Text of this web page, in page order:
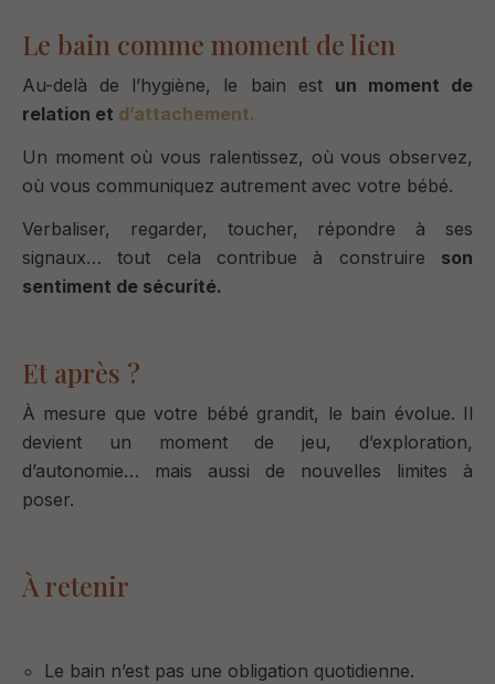
Le bain comme moment de lien
Au-delà de l’hygiène, le bain est un moment de
relation et d’attachement.
Un moment où vous ralentissez, où vous observez,
où vous communiquez autrement avec votre bébé.
Verbaliser, regarder, toucher, répondre à ses
signaux… tout cela contribue à construire son
sentiment de sécurité.
Et après ?
À mesure que votre bébé grandit, le bain évolue. Il
devient un moment de jeu, d’exploration,
d’autonomie… mais aussi de nouvelles limites à
poser.
À retenir
Le bain n’est pas une obligation quotidienne.